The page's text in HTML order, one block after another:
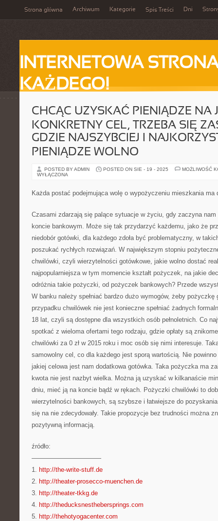
Strona główna Archiwum Kategorie Spis Treści Dni
INTERNETOWA
KAŻDEGO!
CHCĄC UZYSKAĆ PIENIĄDZE NA
KONKRETNY CEL, TRZEBA SIĘ
GDZIE NAJSZYBCIEJ I
PIENIĄDZE WOLNO
POSTED BY ADMIN POSTED ON SIE - 19 - 2025
MOŻLIWOŚĆ
WYŁĄCZONA
Każda postać podejmująca wolę o wypożyczeniu mieszkania ma
Czasami zdarzają się palące sytuacje w życiu, gdy zaczyna nam
koncie bankowym. Może się tak przydarzyć każdemu, jako że
niedobór gotówki, dla każdego zdoła być problematyczny, w
poszukać rychłych rozwiązań. W największym stopniu
chwilówki, czyli wierzytelności gotówkowe, jakie wolno dostać
najpopularniejsza w tym momencie kształt pożyczek, na jakie
odróżnia takie pożyczki, od pożyczek bankowych? Przede
W banku należy spełniać bardzo dużo wymogów, żeby
przypadku chwilówek nie jest konieczne spełniać żadnych
18 lat, czyli są dostępne dla wszystkich osób pełnoletnich. Co
spotkać z wieloma ofertami tego rodzaju, gdzie opłaty są
chwilówki za 0 zł w 2015 roku i moc osób się nimi interesuje.
samowolny cel, co dla każdego jest sporą wartością. Nie
jakiej celowa jest nam dodatkowa gotówka. Taka pożyczka ma
kwota nie jest nazbyt wielka. Można ją uzyskać w kilkanaście
dniu, mieć ją na koncie bądź w rękach. Pożyczki chwilówki to
wierzytelności bankowych, są szybsze i łatwiejsze do
się na nie zdecydowały. Takie propozycje bez trudności można
pozytywną informacją.
źródło:
———————————
1. http://the-write-stuff.de
2. http://theater-prosecco-muenchen.de
3. http://theater-tkkg.de
4. http://theducksnesthebersprings.com
5. http://thehotyogacenter.com